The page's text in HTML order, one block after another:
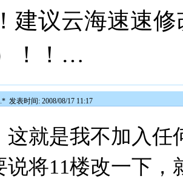
建议云海速速
！！…
发表时间: 2008/08/17 11:17
这就是我不加入任
说将11楼改一下，